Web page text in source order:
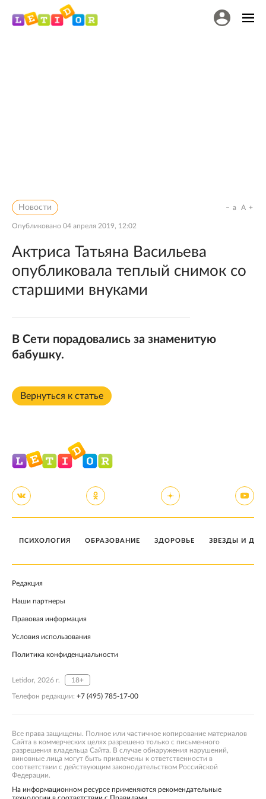
Новости
Опубликовано 04 апреля 2019, 12:02
a A
Актриса Татьяна Васильева
опубликовала теплый снимок со
старшими внуками
В Сети порадовались за знаменитую
бабушку.
Вернуться к статье
ПСИХОЛОГИЯ ОБРАЗОВАНИЕ ЗДОРОВЬЕ ЗВЕЗДЫ И
Редакция
Наши партнеры
Правовая информация
Условия использования
Политика конфиденциальности
Letidor, 2026 г. 18+
Телефон редакции: +7 (495) 785-17-00
Все права защищены. Полное или частичное копирование материалов
Сайта в коммерческих целях разрешено только с письменного
разрешения владельца Сайта. В случае обнаружения нарушений,
виновные лица могут быть привлечены к ответственности в
соответствии с действующим законодательством Российской
Федерации.
На информационном ресурсе применяются рекомендательные